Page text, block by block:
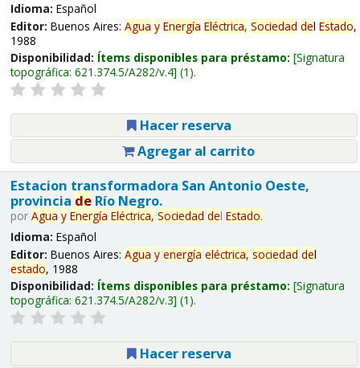
Idioma: Español
Editor: Buenos Aires: Agua y Energía Eléctrica, Sociedad del Estado,
1988
Disponibilidad: Ítems disponibles para préstamo: Signatura
topográfica: 621.374.5/A282/v.4 (1).
Hacer reserva
Agregar al carrito
Estacion transformadora San Antonio Oeste,
provincia deRío Negro.
por Agua y Energía Eléctrica, Sociedad del Estado.
Idioma: Español
Editor: Buenos Aires: Agua y energía eléctrica, sociedad del
estado, 1988
Disponibilidad: Ítems disponibles para préstamo: Signatura
topográfica: 621.374.5/A282/v.3 (1).
Hacer reserva